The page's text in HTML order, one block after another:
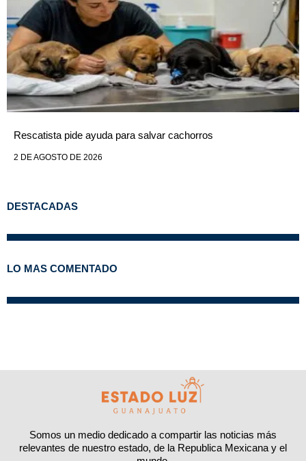
Rescatista pide ayuda para salvar cachorros
2 DE AGOSTO DE 2026
DESTACADAS
LO MAS COMENTADO
Somos un medio dedicado a compartir las noticias más
relevantes de nuestro estado, de la Republica Mexicana y el